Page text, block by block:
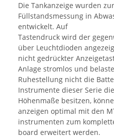
Die Tankanzeige wurden
Füllstandsmessung in
entwickelt. Auf
Tastendruck wird der
über Leuchtdioden
nicht gedrückter
Anlage stromlos und
Ruhestellung nicht die
Instrumente dieser Serie
Höhenmaße besitzen,
anzeigen optimal mit den
instrumenten zum
board erweitert werden.